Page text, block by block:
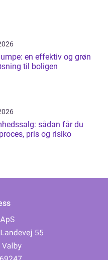
en effektiv og grøn
til boligen
sådan får du
pris og risiko